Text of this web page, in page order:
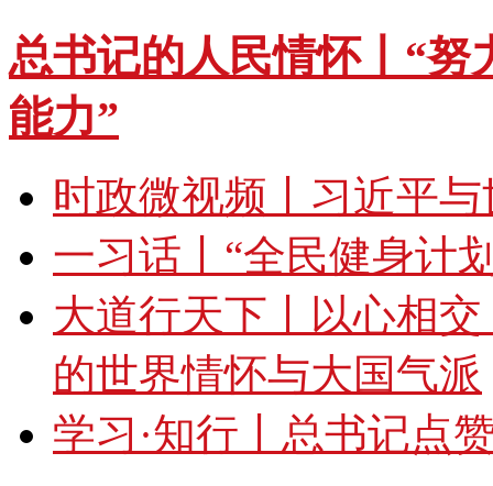
总书记的人民情怀丨“
能力”
时政微视频丨习近平
一习话丨“全民健身计
大道行天下丨以心相
的世界情怀与大国气派
学习·知行丨总书记点